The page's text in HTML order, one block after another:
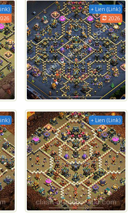
+ Lien (Link)
2026
+ Lien (Link)